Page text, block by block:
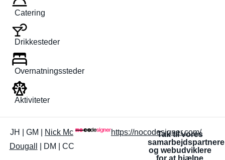
Catering
Drikkesteder
Overnatningssteder
Aktiviteter
Tak til vores
samarbejdspartnere
og webudviklere
for at hjælpe
https://nocodesigner.com/
JH | GM |
Nick Mc
Dougall
| DM | CC